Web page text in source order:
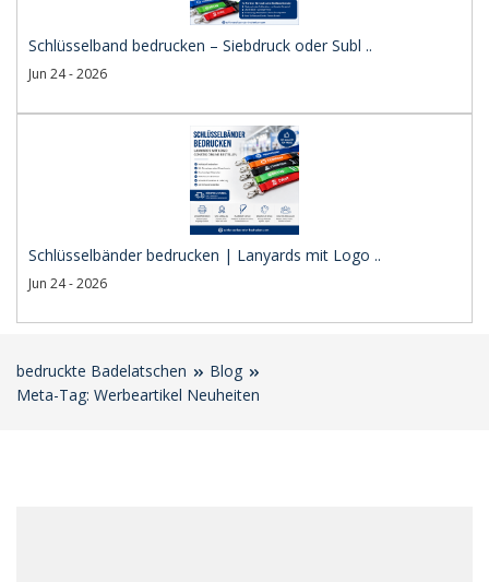
Schlüsselband bedrucken – Siebdruck oder Subl ..
Jun 24 - 2026
Schlüsselbänder bedrucken | Lanyards mit Logo ..
Jun 24 - 2026
bedruckte Badelatschen
Blog
Meta-Tag: Werbeartikel Neuheiten